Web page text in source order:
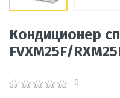
Кондиционер
FVXM25F/
0